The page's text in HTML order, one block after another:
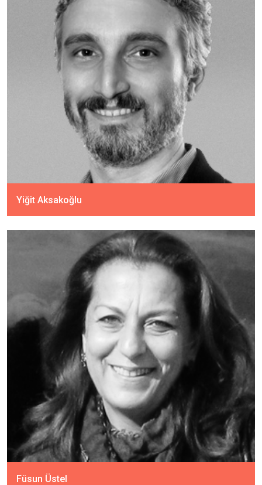
Yiğit Aksakoğlu
Füsun Üstel